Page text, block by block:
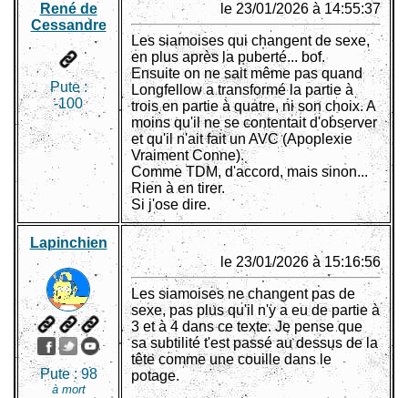
René de
Cessandre
Pute :
-100
le 23/01/2026 à 14:55:37
Les siamoises qui changent de sexe,
en plus après la puberté... bof.
Ensuite on ne sait même pas quand
Longfellow a transformé la partie à
trois en partie à quatre, ni son choix. A
moins qu'il ne se contentait d'observer
et qu'il n'ait fait un AVC (Apoplexie
Vraiment Conne).
Comme TDM, d'accord, mais sinon...
Rien à en tirer.
Si j'ose dire.
Lapinchien
Pute :98
à mort
le 23/01/2026 à 15:16:56
Les siamoises ne changent pas de
sexe, pas plus qu'il n'y a eu de partie à
3 et à 4 dans ce texte. Je pense que
sa subtilité t'est passé au dessus de la
tête comme une couille dans le
potage.